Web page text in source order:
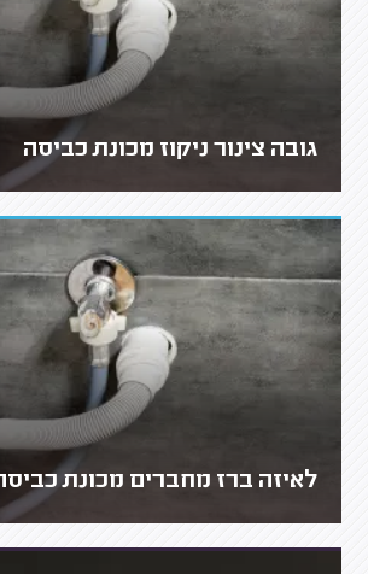
גובה צינור ניקוז מכונת כביסה
לאיזה ברז מחברים מכונת